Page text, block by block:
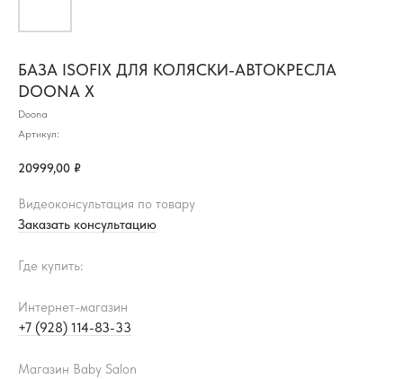
БАЗА ISOFIX ДЛЯ КОЛЯСКИ-АВТОКРЕСЛА
DOONA X
Doona
Артикул:
20999,00 ₽
Видеоконсультация по товару
Заказать консультацию
Где купить:
Интернет-магазин
+7 (928) 114-83-33
Магазин Baby Salon